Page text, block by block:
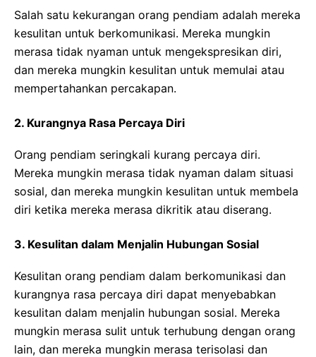
Salah satu kekurangan orang pendiam adalah mereka
kesulitan untuk berkomunikasi. Mereka mungkin
merasa tidak nyaman untuk mengekspresikan diri,
dan mereka mungkin kesulitan untuk memulai atau
mempertahankan percakapan.
2. Kurangnya Rasa Percaya Diri
Orang pendiam seringkali kurang percaya diri.
Mereka mungkin merasa tidak nyaman dalam situasi
sosial, dan mereka mungkin kesulitan untuk membela
diri ketika mereka merasa dikritik atau diserang.
3. Kesulitan dalam Menjalin Hubungan Sosial
Kesulitan orang pendiam dalam berkomunikasi dan
kurangnya rasa percaya diri dapat menyebabkan
kesulitan dalam menjalin hubungan sosial. Mereka
mungkin merasa sulit untuk terhubung dengan orang
lain, dan mereka mungkin merasa terisolasi dan